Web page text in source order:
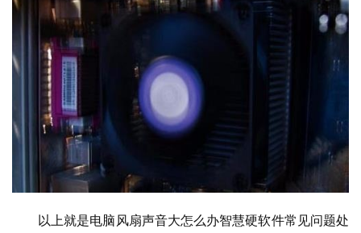
以上就是电脑风扇声音大怎么办智慧硬软件常见问题处